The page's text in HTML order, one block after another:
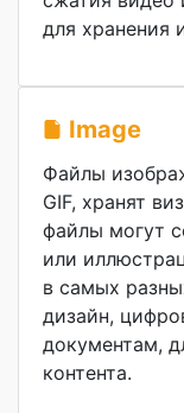
для хранения
Image
Файлы
GIF, хранят
файлы могут
или
в самых
дизайн,
документам,
контента.